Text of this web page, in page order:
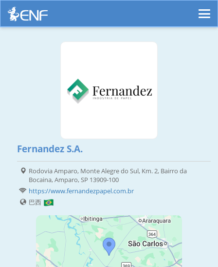
Fernandez S.A.
Rodovia Amparo, Monte Alegre do Sul, Km. 2, Bairro da
Bocaina, Amparo, SP 13909-100
https://www.fernandezpapel.com.br
巴西